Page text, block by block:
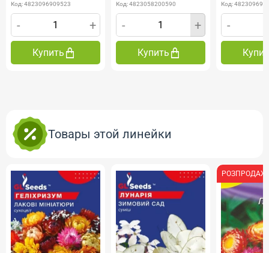
Код: 4823096909523
- +
Купить
Код: 4823058200590
- +
Купить
Код:
-
Товары этой линейки
РОЗПРОДАЖ